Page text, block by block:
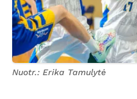
Nuotr.: Erika Tamulytė